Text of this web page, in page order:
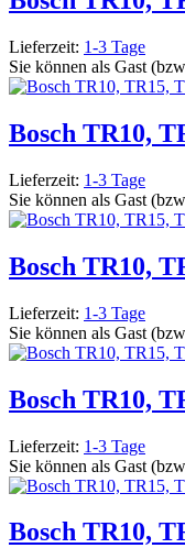
Lieferzeit: 1-3 Tage
Sie können als Gast
Bosch TR10,
Lieferzeit: 1-3 Tage
Sie können als Gast
Bosch TR10,
Lieferzeit: 1-3 Tage
Sie können als Gast
Bosch TR10,
Lieferzeit: 1-3 Tage
Sie können als Gast
Bosch TR10,